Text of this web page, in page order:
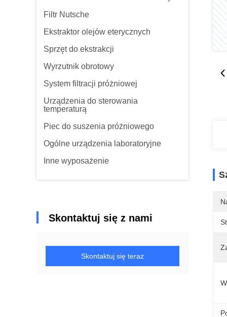
Filtr Nutsche
Ekstraktor olejów eterycznych
Sprzęt do ekstrakcji
Wyrzutnik obrotowy
System filtracji próżniowej
Urządzenia do sterowania
temperaturą
Piec do suszenia próżniowego
Ogólne urządzenia laboratoryjne
Inne wyposażenie
Skontaktuj się z nami
Skontaktuj się teraz